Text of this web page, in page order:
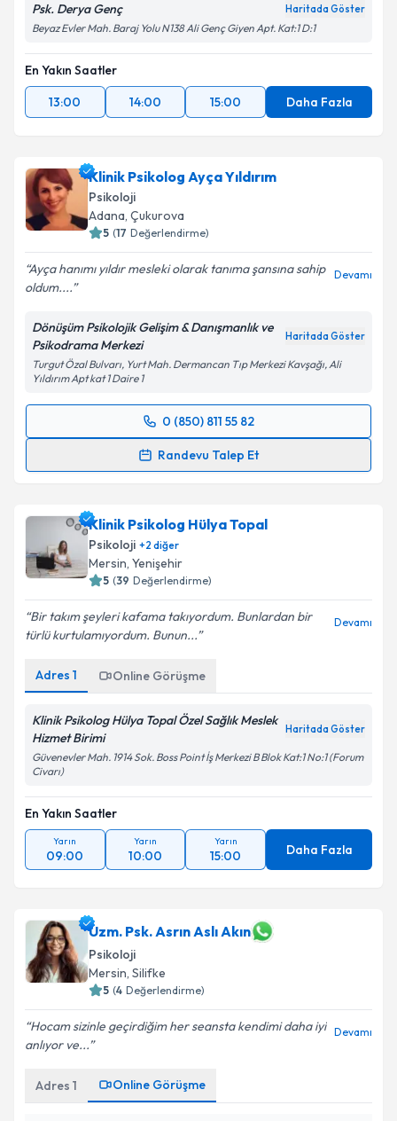
Psk. Derya Genç Haritada Göster
Beyaz Evler Mah. Baraj Yolu N138 Ali Genç Giyen Apt. Kat:1 D:1
En Yakın Saatler
13:00
14:00 15:00 Daha Fazla
Klinik Psikolog Ayça Yıldırım
Psikoloji
Adana, Çukurova
5 (17 Değerlendirme)
Ayça hanımı yıldır mesleki olarak tanıma şansına sahip
oldum....
Devamı
Dönüşüm Psikolojik Gelişim & Danışmanlık ve
Psikodrama Merkezi
Haritada Göster
Turgut Özal Bulvarı, Yurt Mah. Dermancan Tıp Merkezi Kavşağı, Ali
Yıldırım Apt kat 1 Daire 1
0 (850) 811 55 82
Randevu Talep Et
Randevu Takvimi Talebi
için bir takvim hazırlandığında e-posta ile
bilgilendireceğiz.
E-posta Adresiniz
Metni'ni okudum ve kişisel verilerimin belirtilen
Takvim Talebini Gönder
Klinik Psikolog Hülya Topal
Psikoloji +2 diğer
Mersin, Yenişehir
5 (39 Değerlendirme)
Bir takım şeyleri kafama takıyordum. Bunlardan bir
türlü kurtulamıyordum. Bunun...
Devamı
Adres 1 Online Görüşme
Klinik Psikolog Hülya Topal Özel Sağlık Meslek
Hizmet Birimi
Haritada Göster
Güvenevler Mah. 1914 Sok. Boss Point İş Merkezi B Blok Kat:1 No:1 (Forum
Civarı)
En Yakın Saatler
Yarın
09:00
Yarın
10:00
Yarın
15:00 Daha Fazla
Uzm. Psk. Asrın Aslı Akın
Psikoloji
Mersin, Silifke
5 (4 Değerlendirme)
Hocam sizinle geçirdiğim her seansta kendimi daha iyi
anlıyor ve...
Devamı
Adres 1 Online Görüşme